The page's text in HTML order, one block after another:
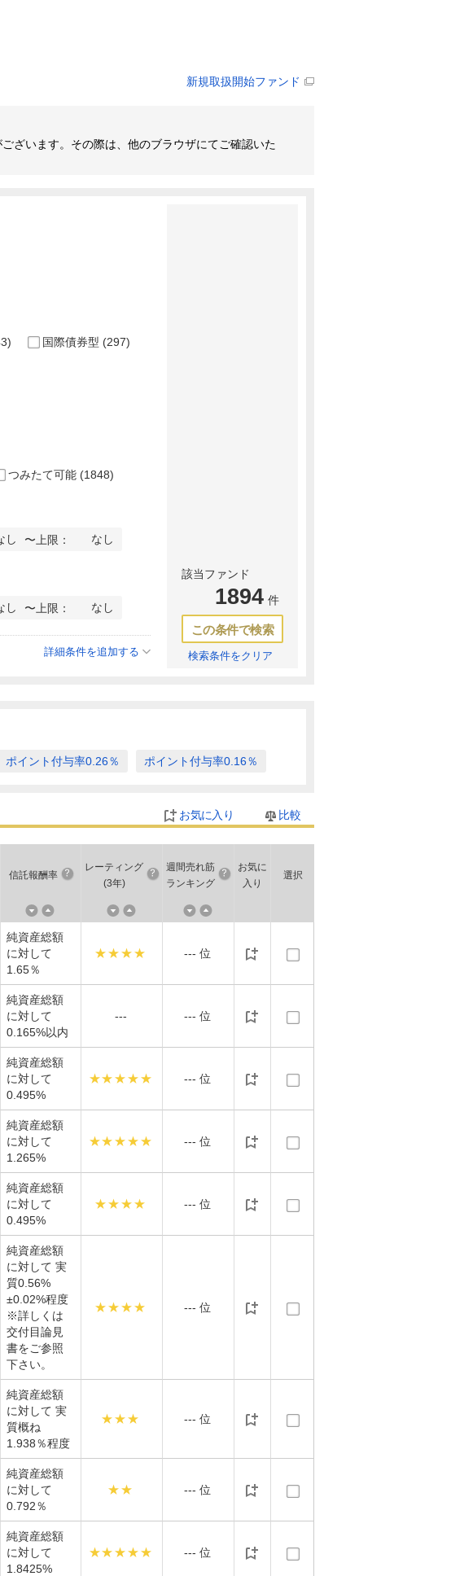
新規取扱開始ファンド
ざいます。その際は、他のブラウザにてご確認いた
国際債券型 (297)
つみたて可能 (1848)
し 〜上限： なし
し 〜上限： なし
詳細条件を追加する
該当ファンド
1894 件
この条件で検索
検索条件をクリア
ポイント付与率0.26％ ポイント付与率0.16％
比較
お気に入り
信託報酬率
レーティング
(3年)
週間売れ筋
ランキング
お気に
入り
選択
純資産総額
に対して
1.65％
★★★★ --- 位
純資産総額
に対して
0.165%以内
--- --- 位
純資産総額
に対して
0.495%
★★★★★ --- 位
純資産総額
に対して
1.265%
★★★★★ --- 位
純資産総額
に対して
0.495%
★★★★ --- 位
純資産総額
に対して 実
質0.56%
±0.02%程度
※詳しくは
交付目論見
書をご参照
下さい。
★★★★ --- 位
純資産総額
に対して 実
質概ね
1.938％程度
★★★ --- 位
純資産総額
に対して
0.792％
★★ --- 位
純資産総額
に対して
1.8425%
★★★★★ --- 位